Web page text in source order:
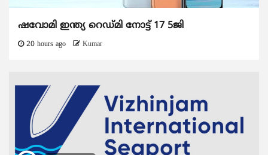
ഷവോമി ഇന്ത്യ റെഡ്മി നോട്ട് 17 5ജി
20 hours ago Kumar